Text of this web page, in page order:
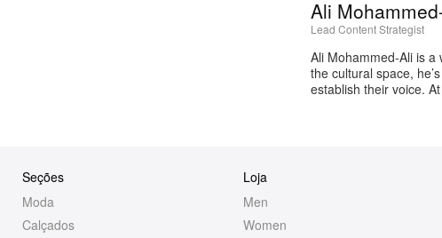
Ali
Lead Content Strategist
Ali Mohammed-Ali is
the cultural space,
establish their voice.
Seções
Moda
Calçados
Loja
Men
Women